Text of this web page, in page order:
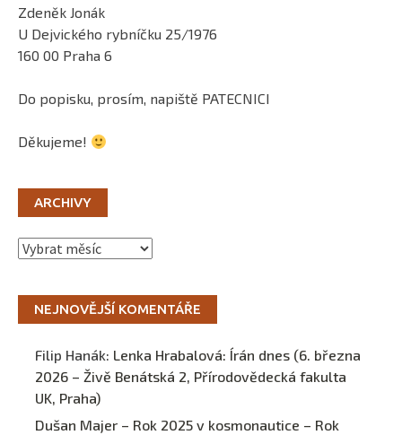
Zdeněk Jonák
U Dejvického rybníčku 25/1976
160 00 Praha 6
Do popisku, prosím, napiště PATECNICI
Děkujeme!
ARCHIVY
Archivy
NEJNOVĚJŠÍ KOMENTÁŘE
Filip Hanák: Lenka Hrabalová: Írán dnes (6. března
2026 – Živě Benátská 2, Přírodovědecká fakulta
UK, Praha)
Dušan Majer – Rok 2025 v kosmonautice – Rok